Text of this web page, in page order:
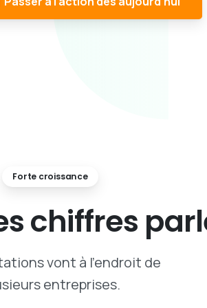
Forte croissance
chiffres
vont à l'endroit de
entreprises.